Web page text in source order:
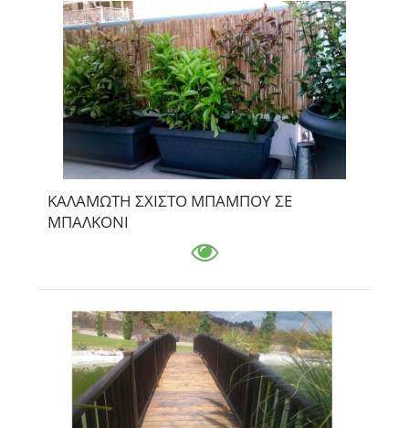
ΚΑΛΑΜΩΤΗ ΣΧΙΣΤΟ ΜΠΑΜΠΟΥ ΣΕ
ΜΠΑΛΚΟΝΙ